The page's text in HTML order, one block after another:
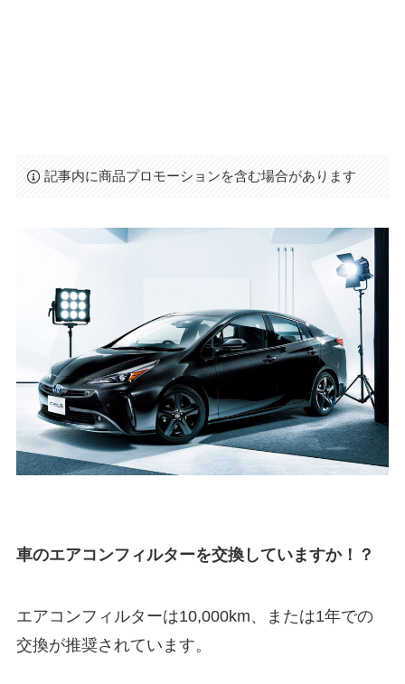
記事内に商品プロモーションを含む場合があります
車のエアコンフィルターを交換していますか！？
エアコンフィルターは10,000km、または1年での
交換が推奨されています。